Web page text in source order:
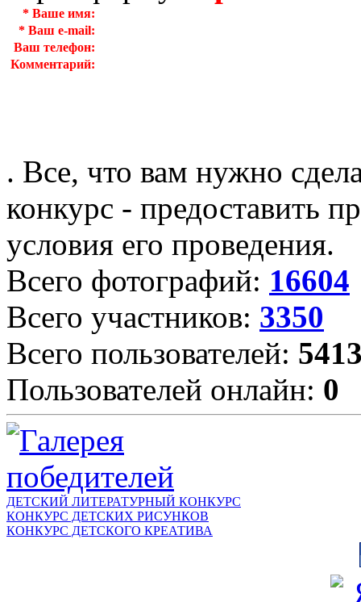
* Ваше имя:
* Ваш e-mail:
Ваш телефон:
Комментарий:
. Все, что вам нужно
конкурс - предоставить
условия его проведения.
Всего фотографий: 16604
Всего участников: 3350
Всего пользователей:
Пользователей онлайн: 0
ДЕТСКИЙ ЛИТЕРАТУРНЫЙ КОНКУРС
КОНКУРС ДЕТСКИХ РИСУНКОВ
КОНКУРС ДЕТСКОГО КРЕАТИВА